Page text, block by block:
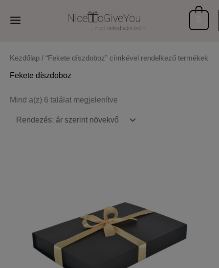
content
Kezdőlap / “Fekete díszdoboz” címkével rendelkező termékek
Fekete díszdoboz
Mind a(z) 6 találat megjelenítve
price:
low